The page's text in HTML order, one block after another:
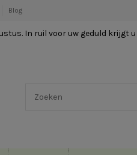
Blog
In ruil voor uw geduld krijgt u